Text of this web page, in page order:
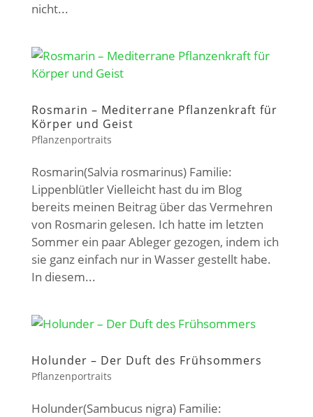
nicht...
Rosmarin – Mediterrane Pflanzenkraft für
Körper und Geist
Pflanzenportraits
Rosmarin(Salvia rosmarinus) Familie:
Lippenblütler Vielleicht hast du im Blog
bereits meinen Beitrag über das Vermehren
von Rosmarin gelesen. Ich hatte im letzten
Sommer ein paar Ableger gezogen, indem ich
sie ganz einfach nur in Wasser gestellt habe.
In diesem...
Holunder – Der Duft des Frühsommers
Pflanzenportraits
Holunder(Sambucus nigra) Familie: